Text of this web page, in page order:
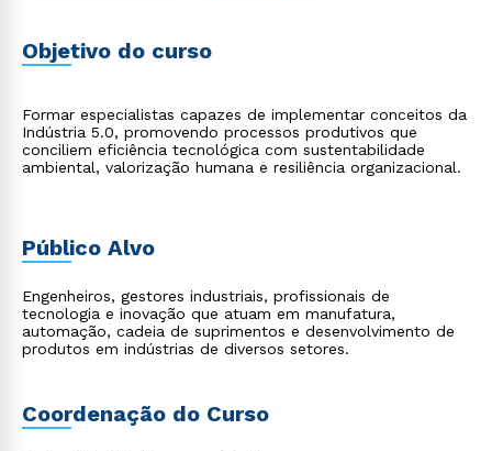
Objetivo do curso
Formar especialistas capazes de implementar conceitos da
Indústria 5.0, promovendo processos produtivos que
conciliem eficiência tecnológica com sustentabilidade
ambiental, valorização humana e resiliência organizacional.
Público Alvo
Engenheiros, gestores industriais, profissionais de
tecnologia e inovação que atuam em manufatura,
automação, cadeia de suprimentos e desenvolvimento de
produtos em indústrias de diversos setores.
Coordenação do Curso